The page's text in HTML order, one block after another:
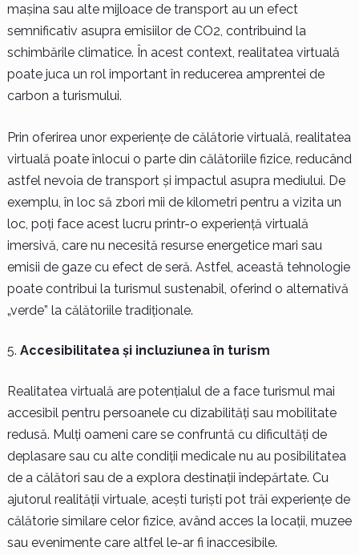
mașina sau alte mijloace de transport au un efect
semnificativ asupra emisiilor de CO2, contribuind la
schimbările climatice. În acest context, realitatea virtuală
poate juca un rol important în reducerea amprentei de
carbon a turismului.
Prin oferirea unor experiențe de călătorie virtuală, realitatea
virtuală poate înlocui o parte din călătoriile fizice, reducând
astfel nevoia de transport și impactul asupra mediului. De
exemplu, în loc să zbori mii de kilometri pentru a vizita un
loc, poți face acest lucru printr-o experiență virtuală
imersivă, care nu necesită resurse energetice mari sau
emisii de gaze cu efect de seră. Astfel, această tehnologie
poate contribui la turismul sustenabil, oferind o alternativă
„verde” la călătoriile tradiționale.
Accesibilitatea și incluziunea în turism
Realitatea virtuală are potențialul de a face turismul mai
accesibil pentru persoanele cu dizabilități sau mobilitate
redusă. Mulți oameni care se confruntă cu dificultăți de
deplasare sau cu alte condiții medicale nu au posibilitatea
de a călători sau de a explora destinații îndepărtate. Cu
ajutorul realității virtuale, acești turiști pot trăi experiențe de
călătorie similare celor fizice, având acces la locații, muzee
sau evenimente care altfel le-ar fi inaccesibile.